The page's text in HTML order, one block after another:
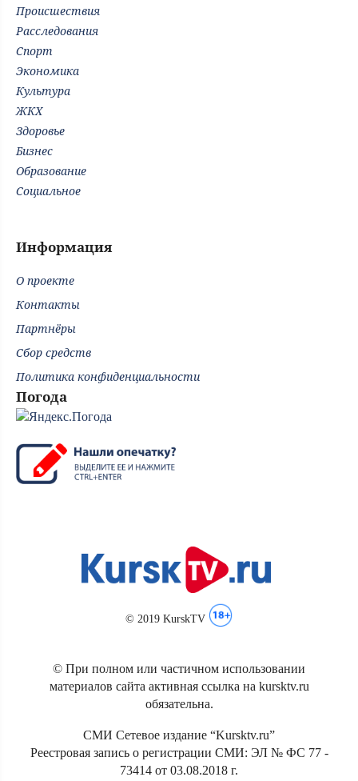
Происшествия
Расследования
Спорт
Экономика
Культура
ЖКХ
Здоровье
Бизнес
Образование
Социальное
Информация
О проекте
Контакты
Партнёры
Сбор средств
Политика конфиденциальности
Погода
© 2019 KurskTV
© При полном или частичном использовании
материалов сайта активная ссылка на kursktv.ru
обязательна.
СМИ Сетевое издание “Kursktv.ru”
Реестровая запись о регистрации СМИ: ЭЛ № ФС 77 -
73414 от 03.08.2018 г.